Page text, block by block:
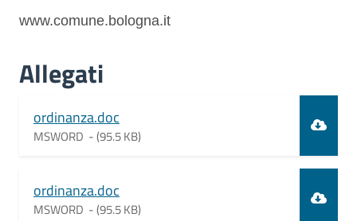
www.comune.bologna.it
Allegati
ordinanza.doc
MSWORD -(95.5 KB)
ordinanza.doc
MSWORD -(95.5 KB)